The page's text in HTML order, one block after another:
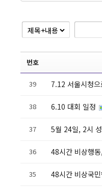
번호
39 7.12 서울시청으
38 6.10 대회 일정
37 5월 24일, 2시
36 48시간 비상행
35 48시간 비상국